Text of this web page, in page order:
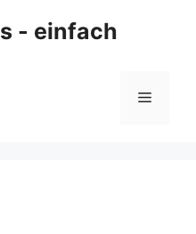
- einfach
Menü